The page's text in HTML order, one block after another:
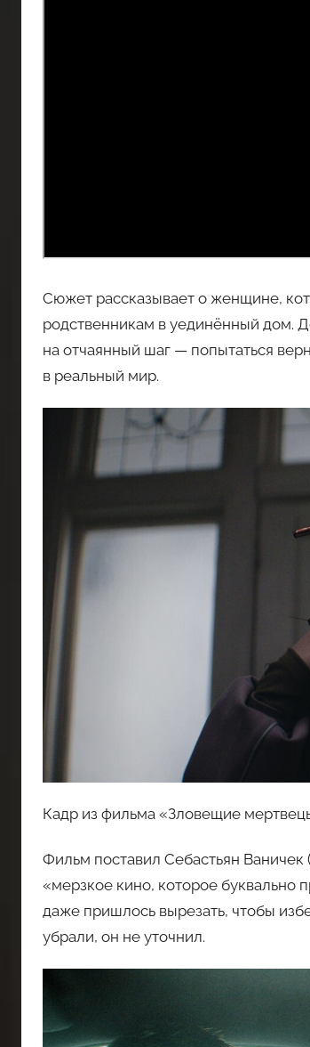
Сюжет рассказывает о женщине,
родственникам в уединённый дом.
на отчаянный шаг — попытаться
в реальный мир.
Кадр из фильма «Зловещие
Фильм поставил Себастьян Ваничек
«мерзкое кино, которое буквально
даже пришлось вырезать, чтобы
убрали, он не уточнил.